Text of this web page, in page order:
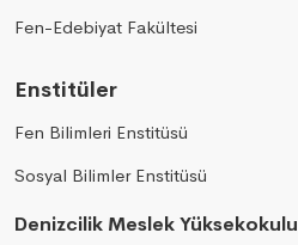
Fen-Edebiyat Fakültesi
Enstitüler
Fen Bilimleri Enstitüsü
Sosyal Bilimler Enstitüsü
Denizcilik Meslek Yüksekokulu